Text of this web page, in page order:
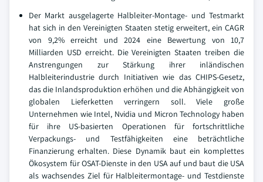
Der Markt ausgelagerte Halbleiter-Montage- und Testmarkt
hat sich in den Vereinigten Staaten stetig erweitert, ein CAGR
von 9,2% erreicht und 2024 eine Bewertung von 10,7
Milliarden USD erreicht. Die Vereinigten Staaten treiben die
Anstrengungen zur Stärkung ihrer inländischen
Halbleiterindustrie durch Initiativen wie das CHIPS-Gesetz,
das die Inlandsproduktion erhöhen und die Abhängigkeit von
globalen Lieferketten verringern soll. Viele große
Unternehmen wie Intel, Nvidia und Micron Technology haben
für ihre US-basierten Operationen für fortschrittliche
Verpackungs- und Testfähigkeiten eine beträchtliche
Finanzierung erhalten. Diese Dynamik baut ein komplettes
Ökosystem für OSAT-Dienste in den USA auf und baut die USA
als wachsendes Ziel für Halbleitermontage- und Testdienste